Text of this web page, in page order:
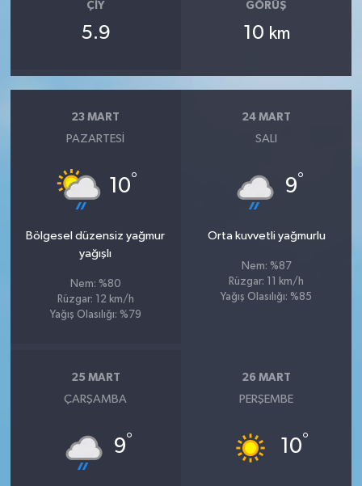
ÇIY
5.9
GÖRÜŞ
10 km
23 MART
PAZARTESI
10°
Bölgesel düzensiz yağmur
yağışlı
Nem: %80
Rüzgar: 12 km/h
Yağış Olasılığı: %79
24 MART
SALI
9°
Orta kuvvetli yağmurlu
Nem: %87
Rüzgar: 11 km/h
Yağış Olasılığı: %85
25 MART
ÇARŞAMBA
9°
26 MART
PERŞEMBE
10°